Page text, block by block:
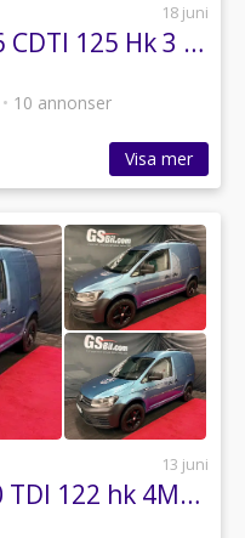
18 juni
Opel Vivaro L2 2.9t 1.6 CDTI 125 Hk 3 Säten 7600 Mil
• 10 annonser
Visa mer
13 juni
Volkswagen Caddy 2.0 TDI 122 hk 4MOTION